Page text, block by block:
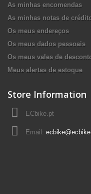
As minhas encomendas
As minhas notas de
Os meus endereços
Os meus dados pessoais
Os meus vales de
Meus alertas de estoque
Store Information
ECbike.pt
Email: